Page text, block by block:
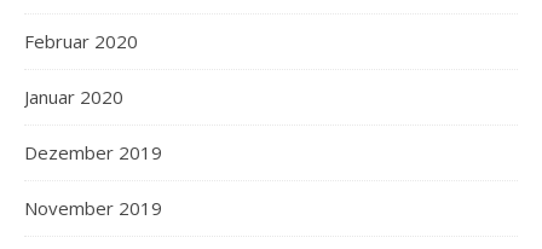
Februar 2020
Januar 2020
Dezember 2019
November 2019